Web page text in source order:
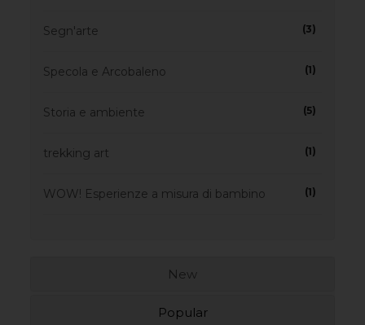
Segn'arte (3)
Specola e Arcobaleno (1)
Storia e ambiente (5)
trekking art (1)
WOW! Esperienze a misura di bambino (1)
New
Popular